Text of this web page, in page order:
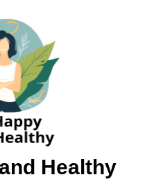
Healthy